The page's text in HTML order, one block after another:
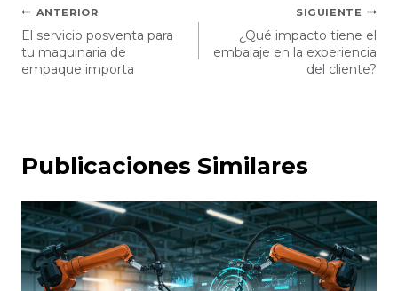
Navegación
de
entradas
ANTERIOR
El servicio posventa para
tu maquinaria de
empaque importa
SIGUIENTE
¿Qué impacto tiene el
embalaje en la experiencia
del cliente?
Publicaciones Similares